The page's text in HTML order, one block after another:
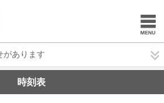
があります
時刻表